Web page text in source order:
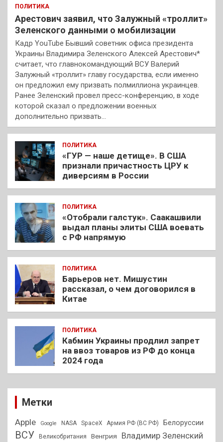
ПОЛИТИКА
Арестович заявил, что Залужный «троллит»
Зеленского данными о мобилизации
Кадр YouTube Бывший советник офиса президента
Украины Владимира Зеленского Алексей Арестович*
считает, что главнокомандующий ВСУ Валерий
Залужный «троллит» главу государства, если именно
он предложил ему призвать полмиллиона украинцев.
Ранее Зеленский провел пресс-конференцию, в ходе
которой сказал о предложении военных
дополнительно призвать…
ПОЛИТИКА
«ГУР — наше детище». В США
признали причастность ЦРУ к
диверсиям в России
ПОЛИТИКА
«Отобрали галстук». Саакашвили
выдал планы элиты США воевать
с РФ напрямую
ПОЛИТИКА
Барьеров нет. Мишустин
рассказал, о чем договорился в
Китае
ПОЛИТИКА
Кабмин Украины продлил запрет
на ввоз товаров из РФ до конца
2024 года
Метки
Apple Google NASA SpaceX Армия РФ (ВС РФ) Белоруссии
ВСУ Великобритания Венгрия Владимир Зеленский